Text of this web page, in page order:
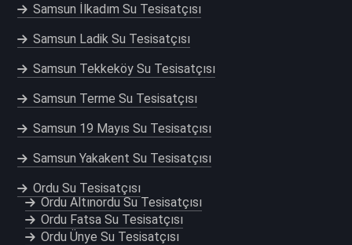
Samsun İlkadım Su Tesisatçısı
Samsun Ladik Su Tesisatçısı
Samsun Tekkeköy Su Tesisatçısı
Samsun Terme Su Tesisatçısı
Samsun 19 Mayıs Su Tesisatçısı
Samsun Yakakent Su Tesisatçısı
Ordu Su Tesisatçısı
Ordu Altınordu Su Tesisatçısı
Ordu Fatsa Su Tesisatçısı
Ordu Ünye Su Tesisatçısı